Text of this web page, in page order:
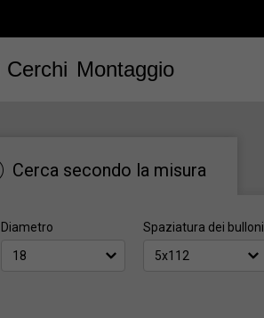
Cerchi Montaggio
Cerca secondo la misura
Diametro Spaziatura dei bulloni